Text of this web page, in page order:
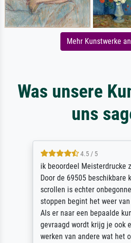
Mehr Kunstwerke
Was unsere
uns
4.5 / 5
ik beoordeel Meisterdrucke
Door de 69505 beschikbare
scrollen is echter
stoppen begint het weer
Als er naar een bepaalde
gevraagd wordt krijg je ook
werken van andere wat het